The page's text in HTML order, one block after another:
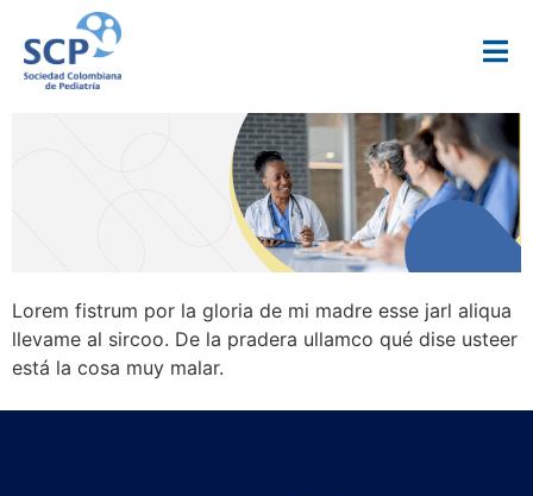
Lorem fistrum por la gloria de mi madre esse jarl aliqua
llevame al sircoo. De la pradera ullamco qué dise usteer
está la cosa muy malar.